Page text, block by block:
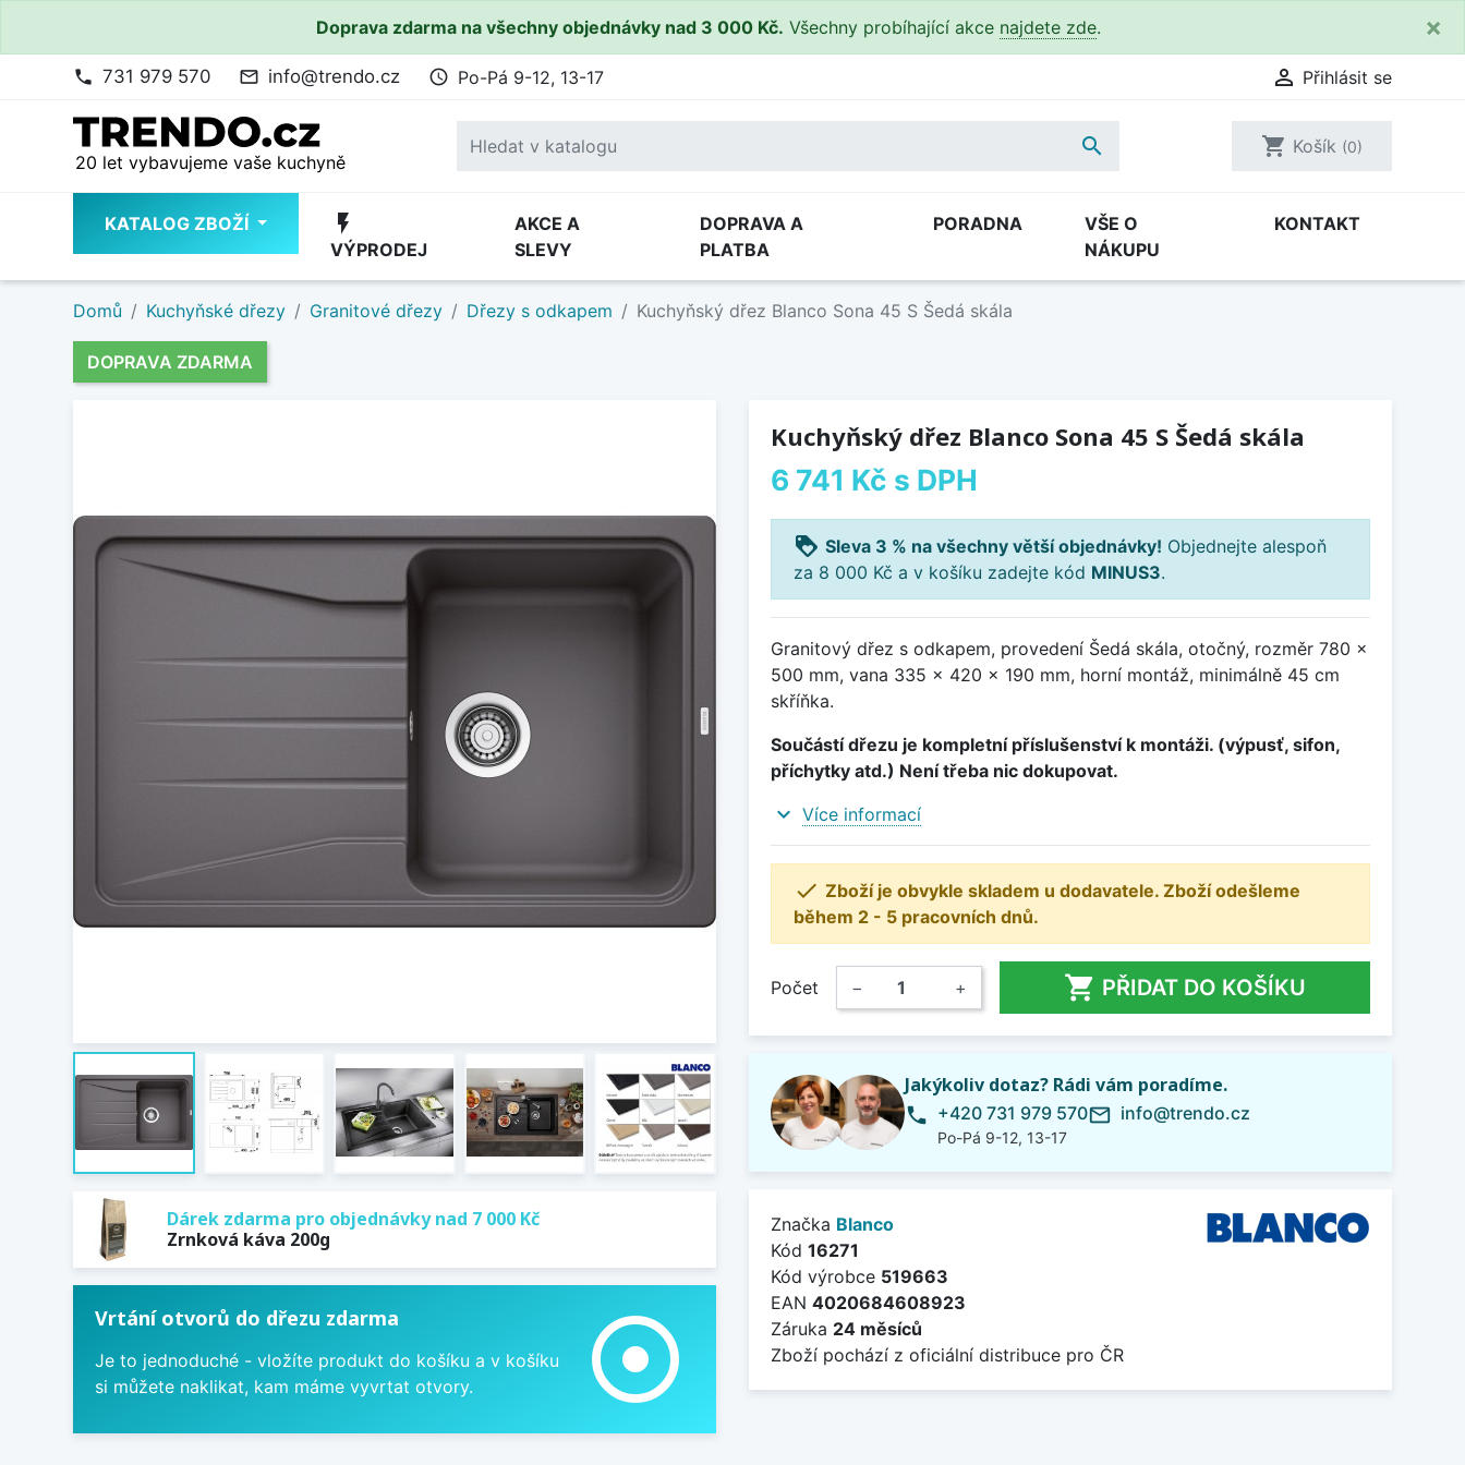
Doprava zdarma na všechny objednávky nad 3 000 Kč. Všechny probíhající akce najdete zde. ×
phone 731 979 570 mail_outline info@trendo.cz access_time Po-Pá 9-12, 13-17  Přihlásit se
20 let vybavujeme vaše kuchyně
 shopping_cart Košík (0)
KATALOG ZBOŽÍ flash_on
VÝPRODEJ
AKCE A
SLEVY
DOPRAVA A
PLATBA
PORADNA
VŠE O
NÁKUPU
KONTAKT
Domů Kuchyňské dřezy Granitové dřezy Dřezy s odkapem Kuchyňský dřez Blanco Sona 45 S Šedá skála
DOPRAVA ZDARMA
Dárek zdarma pro objednávky nad 7 000 Kč
Zrnková káva 200g
Vrtání otvorů do dřezu zdarma
Je to jednoduché - vložíte produkt do košíku a v košíku
si můžete naklikat, kam máme vyvrtat otvory.
adjust
Kuchyňský dřez Blanco Sona 45 S Šedá skála
6 741 Kč s DPH
loyalty Sleva 3 % na všechny větší objednávky! Objednejte alespoň
za 8 000 Kč a v košíku zadejte kód MINUS3.
Granitový dřez s odkapem, provedení Šedá skála, otočný, rozměr 780 x
500 mm, vana 335 x 420 x 190 mm, horní montáž, minimálně 45 cm
skříňka.
Součástí dřezu je kompletní příslušenství k montáži. (výpusť, sifon,
příchytky atd.) Není třeba nic dokupovat.
expand_more Více informací
 Zboží je obvykle skladem u dodavatele. Zboží odešleme
během 2 - 5 pracovních dnů.
Počet − +  PŘIDAT DO KOŠÍKU
Jakýkoliv dotaz? Rádi vám poradíme.
phone +420 731 979 570
Po-Pá 9-12, 13-17
mail_outline info@trendo.cz
Značka Blanco
Kód 16271
Kód výrobce 519663
EAN 4020684608923
Záruka 24 měsíců
Zboží pochází z oficiální distribuce pro ČR